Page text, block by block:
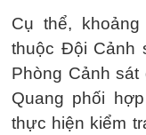
Cụ thể,
thuộc Đội Cảnh
Phòng Cảnh sát
Quang phối
thực hiện kiểm